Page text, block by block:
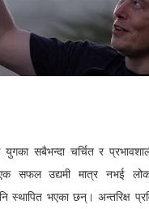
सबैभन्दा चर्चित र
सफल उद्यमी मात्र नभई
स्थापित भएका छन्। अन्तरिक्ष